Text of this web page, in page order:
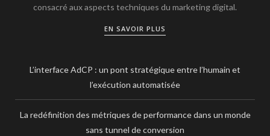
consacré aux aspects techniques du marketing digital.
EN SAVOIR PLUS
L’interface AdCP : un pont stratégique entre l’humain et
l’exécution automatisée
La redéfinition des métriques de performance dans un monde
sans tunnel de conversion